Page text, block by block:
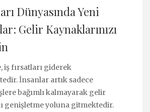
Dünyasında Yeni
Gelir Kaynaklarınızı
iş fırsatları giderek
İnsanlar artık sadece
bağımlı kalmayarak gelir
genişletme yoluna gitmektedir.